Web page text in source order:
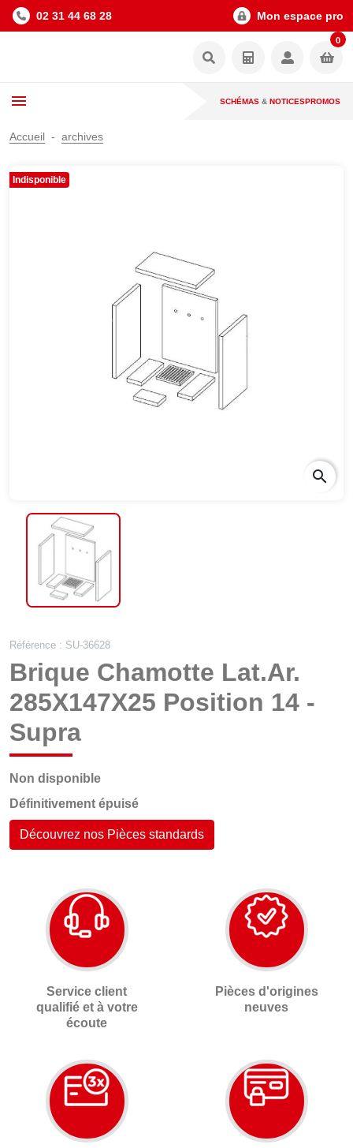
02 31 44 68 28 Mon espace pro
0
SCHÉMAS & NOTICESPROMOS
Accueil archives
Indisponible
search
Référence : SU-36628
Brique Chamotte Lat.Ar.
285X147X25 Position 14 -
Supra
Non disponible
Définitivement épuisé
Découvrez nos Pièces standards
Service client
qualifié et à votre
écoute
Pièces d'origines
neuves